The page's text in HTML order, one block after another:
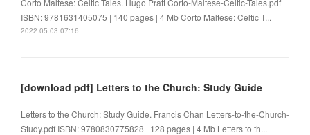
Corto Maltese: Celtic Tales. Hugo Pratt Corto-Maltese-Celtic-Tales.pdf
ISBN: 9781631405075 | 140 pages | 4 Mb Corto Maltese: Celtic T...
2022.05.03 07:16
[download pdf] Letters to the Church: Study Guide
Letters to the Church: Study Guide. Francis Chan Letters-to-the-Church-
Study.pdf ISBN: 9780830775828 | 128 pages | 4 Mb Letters to th...